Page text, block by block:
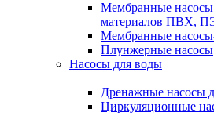
Мембранные
материалов ПВХ,
Мембранные
Плунжерные насосы
Насосы для воды
Дренажные насосы
Циркуляционные